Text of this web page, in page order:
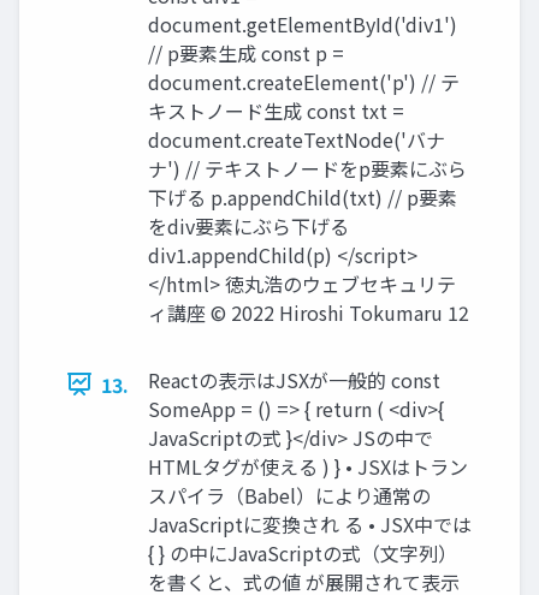
document.getElementById('div1')
// p要素生成 const p =
document.createElement('p') // テ
キストノード生成 const txt =
document.createTextNode('バナ
ナ') // テキストノードをp要素にぶら
下げる p.appendChild(txt) // p要素
をdiv要素にぶら下げる
div1.appendChild(p) </script>
</html> 徳丸浩のウェブセキュリテ
ィ講座 © 2022 Hiroshi Tokumaru 12
13.
Reactの表示はJSXが一般的 const
SomeApp = () => { return ( <div>{
JavaScriptの式 }</div> JSの中で
HTMLタグが使える ) } • JSXはトラン
スパイラ（Babel）により通常の
JavaScriptに変換され る • JSX中では
{ } の中にJavaScriptの式（文字列）
を書くと、式の値 が展開されて表示